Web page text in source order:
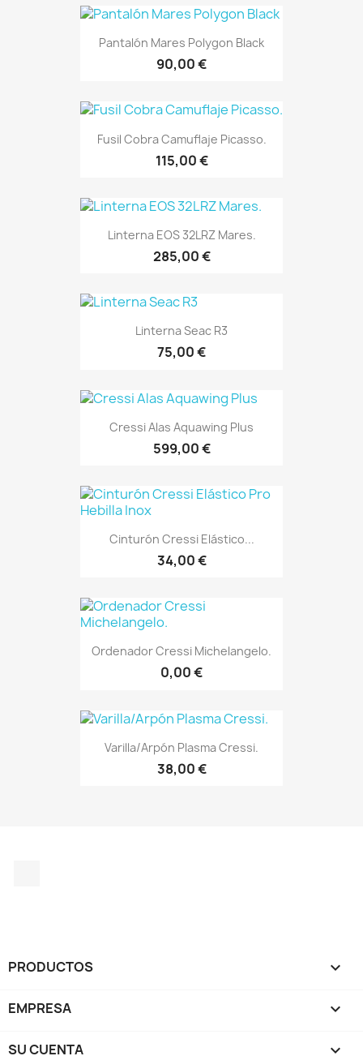
Pantalón Mares Polygon Black
90,00 €
Fusil Cobra Camuflaje Picasso.
115,00 €
Linterna EOS 32LRZ Mares.
285,00 €
Linterna Seac R3
75,00 €
Cressi Alas Aquawing Plus
599,00 €
Cinturón Cressi Elástico...
34,00 €
Ordenador Cressi Michelangelo.
0,00 €
Varilla/Arpón Plasma Cressi.
38,00 €
PRODUCTOS 
EMPRESA 
SU CUENTA 